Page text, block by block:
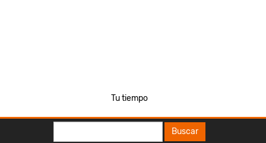
Tu tiempo
Buscar